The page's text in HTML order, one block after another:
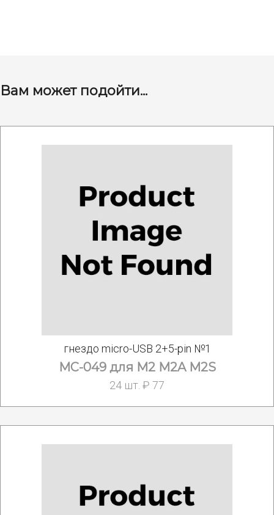
Вам может подойти...
гнездо micro-USB 2+5-pin №1
MC-049 для M2 M2A M2S
24 шт. ₽ 77